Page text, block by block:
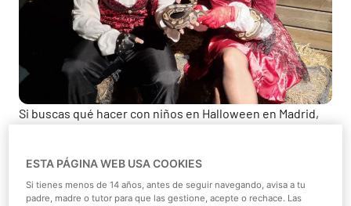
Si buscas qué hacer con niños en Halloween en Madrid,
experiencias únicas con más de 1.200 animales de 152
especies diferentes.
ESTA PÁGINA WEB USA COOKIES
Si tienes menos de 14 años, antes de seguir navegando, avisa a tu
padre, madre o tutor para que las gestione, acepte o rechace. Las